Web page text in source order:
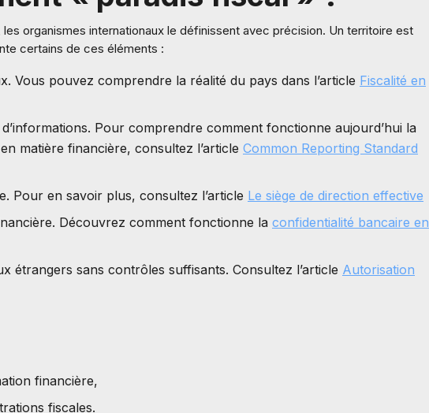
organismes internationaux le définissent avec précision. Un territoire est
certains de ces éléments :
Vous pouvez comprendre la réalité du pays dans l’article Fiscalité en
Pour comprendre comment fonctionne aujourd’hui la
matière financière, consultez l’article Common Reporting Standard
Pour en savoir plus, consultez l’article Le siège de direction effective
Découvrez comment fonctionne la confidentialité bancaire en
étrangers sans contrôles suffisants. Consultez l’article Autorisation
financière,
fiscales.